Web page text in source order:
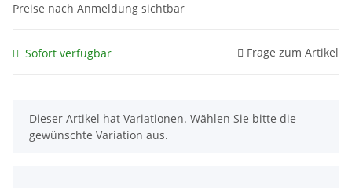
Preise nach Anmeldung sichtbar
Sofort verfügbar Frage zum Artikel
x
Dieser Artikel hat Variationen. Wählen Sie bitte die
gewünschte Variation aus.